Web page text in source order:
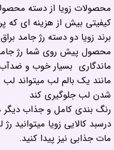
محصولات زویا از دسته
کیفیتی بیش از هزینه ای که
برند زویا دو دسته رژ جامد
محصول پیش روی شما رژ
ماندگاری بسیار خوب و
مانند یک بالم لب میتواند
شدن لب جلوگیری کند
رنگ بندی کامل و جذاب
درسبد کالایی زویا میتوانید
مات جذابی نیز پیدا کنید.